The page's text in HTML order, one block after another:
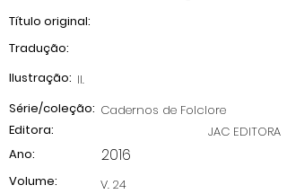
Título original:
Tradução:
Ilustração: Il.
Série/coleção: Cadernos de Folclore
JAC EDITORA
Editora:
2016
Ano:
Volume:
V. 24